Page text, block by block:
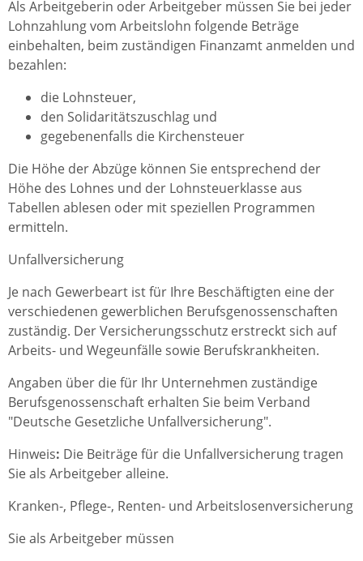
Als Arbeitgeberin oder Arbeitgeber müssen Sie bei jeder
Lohnzahlung vom Arbeitslohn folgende Beträge
einbehalten, beim zuständigen Finanzamt anmelden und
bezahlen:
die Lohnsteuer,
den Solidaritätszuschlag und
gegebenenfalls die Kirchensteuer
Die Höhe der Abzüge können Sie entsprechend der
Höhe des Lohnes und der Lohnsteuerklasse aus
Tabellen ablesen oder mit speziellen Programmen
ermitteln.
Unfallversicherung
Je nach Gewerbeart ist für Ihre Beschäftigten eine der
verschiedenen gewerblichen Berufsgenossenschaften
zuständig. Der Versicherungsschutz erstreckt sich auf
Arbeits- und Wegeunfälle sowie Berufskrankheiten.
Angaben über die für Ihr Unternehmen zuständige
Berufsgenossenschaft erhalten Sie beim Verband
"Deutsche Gesetzliche Unfallversicherung".
Hinweis: Die Beiträge für die Unfallversicherung tragen
Sie als Arbeitgeber alleine.
Kranken-, Pflege-, Renten- und Arbeitslosenversicherung
Sie als Arbeitgeber müssen